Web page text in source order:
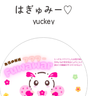
はぎゅみー♡
yuckey